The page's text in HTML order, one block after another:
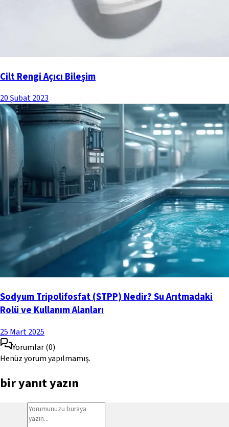
Cilt Rengi Açıcı Bileşim
20 Şubat 2023
Sodyum Tripolifosfat (STPP) Nedir? Su Arıtmadaki
Rolü ve Kullanım Alanları
25 Mart 2025
Yorumlar(0)
Henüz yorum yapılmamış.
bir yanıt yazın